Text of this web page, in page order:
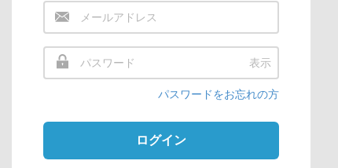
表示
パスワードをお忘れの方
ログイン